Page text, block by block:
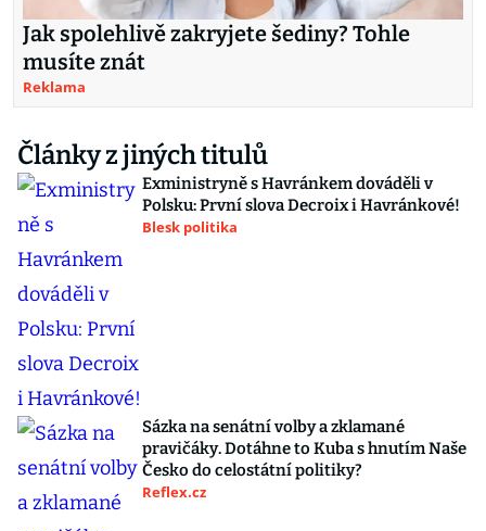
Jak spolehlivě zakryjete šediny? Tohle
musíte znát
Reklama
Články z jiných titulů
Exministryně s Havránkem dováděli v
Polsku: První slova Decroix i Havránkové!
Blesk politika
Sázka na senátní volby a zklamané
pravičáky. Dotáhne to Kuba s hnutím Naše
Česko do celostátní politiky?
Reflex.cz